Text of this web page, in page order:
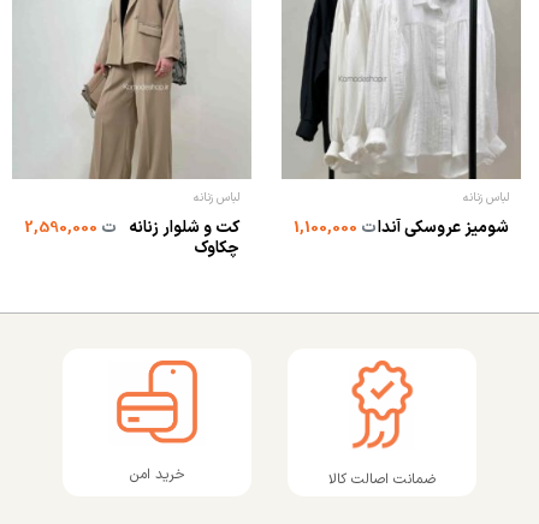
لباس زنانه
شومیز عروسکی آندات1,100,000
لباس زنانه
کت و شلوار زنانه
چکاوک
ت2,590,000
ضمانت اصالت کالا خرید امن